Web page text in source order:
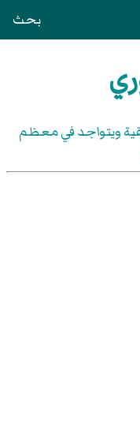
بحث
ويتواجد في معظم